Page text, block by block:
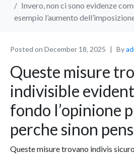
Invero, non ci sono evidenze
esempio l’aumento
Posted on December 18, 2025 By
Queste misure
indivisible
fondo l’opinione
perche sinon
Queste misure trovano indivis